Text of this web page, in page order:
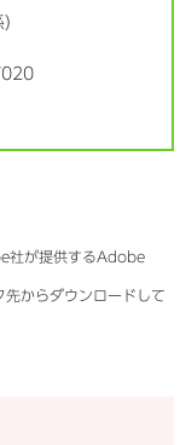
社が提供するAdobe
からダウンロードして